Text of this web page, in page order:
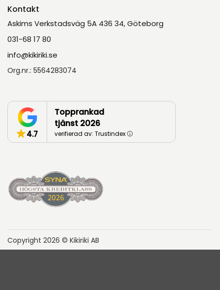
Kontakt
Askims Verkstadsväg 5A 436 34, Göteborg
031-68 17 80
info@kikiriki.se
Org.nr.: 5564283074
4.7
Topprankad
tjänst 2026
verifierad av: Trustindex
Copyright 2026 © Kikiriki AB